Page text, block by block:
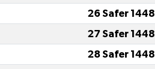
26 Safer 1448
27 Safer 1448
28 Safer 1448